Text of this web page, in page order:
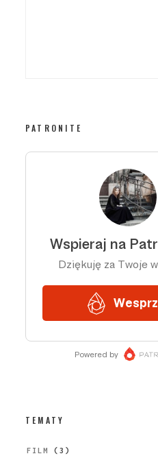
PATRONITE
TEMATY
FILM (3)